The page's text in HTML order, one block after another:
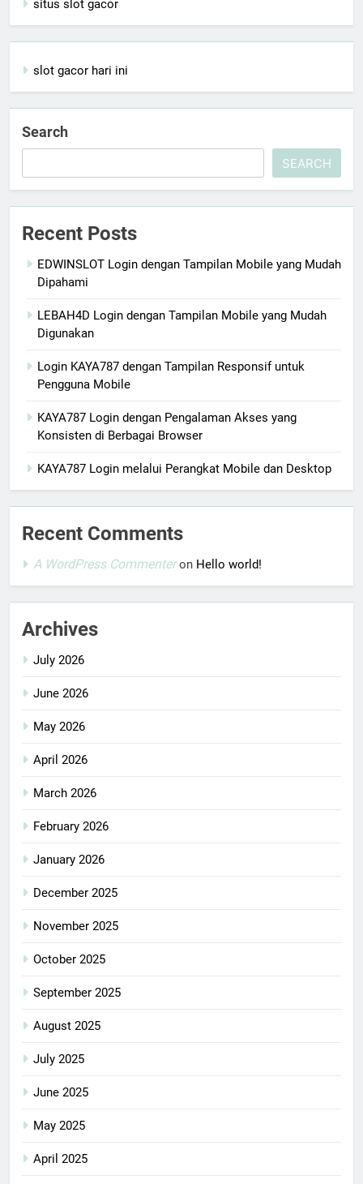
situs slot gacor
slot gacor hari ini
Search
SEARCH
Recent Posts
EDWINSLOT Login dengan Tampilan Mobile yang Mudah
Dipahami
LEBAH4D Login dengan Tampilan Mobile yang Mudah
Digunakan
Login KAYA787 dengan Tampilan Responsif untuk
Pengguna Mobile
KAYA787 Login dengan Pengalaman Akses yang
Konsisten di Berbagai Browser
KAYA787 Login melalui Perangkat Mobile dan Desktop
Recent Comments
A WordPress Commenteron Hello world!
Archives
July 2026
June 2026
May 2026
April 2026
March 2026
February 2026
January 2026
December 2025
November 2025
October 2025
September 2025
August 2025
July 2025
June 2025
May 2025
April 2025